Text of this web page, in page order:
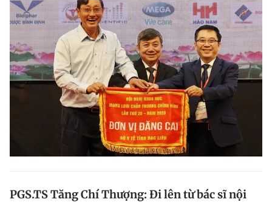
Tin thị trường Tin 360
Video Magazine
Sản phẩm khác
Bạn cần biết
Thông tin tòa soạn Liên hệ quảng cáo
PGS.TS Tăng Chí Thượng: Đi lên từ bác sĩ nội